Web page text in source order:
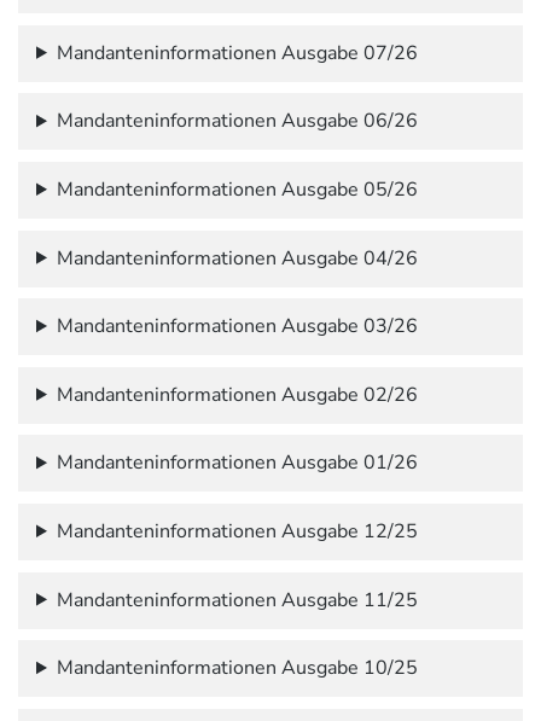
Mandanteninformationen Ausgabe 07/26
Mandanteninformationen Ausgabe 06/26
Mandanteninformationen Ausgabe 05/26
Mandanteninformationen Ausgabe 04/26
Mandanteninformationen Ausgabe 03/26
Mandanteninformationen Ausgabe 02/26
Mandanteninformationen Ausgabe 01/26
Mandanteninformationen Ausgabe 12/25
Mandanteninformationen Ausgabe 11/25
Mandanteninformationen Ausgabe 10/25